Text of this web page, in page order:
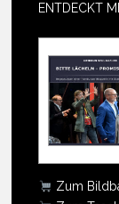
ENTDECKT
Zum